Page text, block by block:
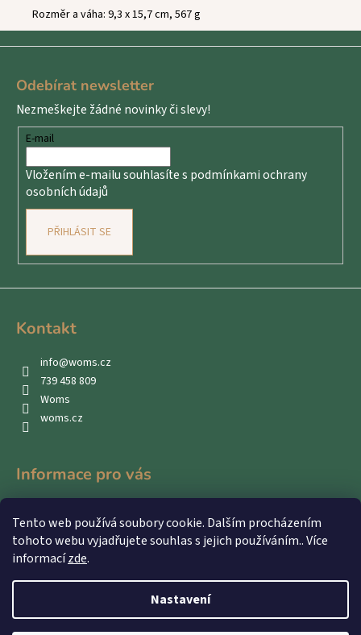
Tento web používá soubory cookie. Dalším procházením
tohoto webu vyjadřujete souhlas s jejich používáním.. Více
informacízde.
Nastavení
Rozměr a váha: 9,3 x 15,7 cm, 567 g
Odebírat newsletter
Nezmeškejte žádné novinky či slevy!
E-mail
Vložením e-mailu souhlasíte s podmínkami ochrany
osobních údajů
PŘIHLÁSIT SE
Kontakt
info@woms.cz
739 458 809
Woms
woms.cz
Informace pro vás
Obchodní podmínky
Podmínky ochrany osobních údajů
Vytvořil Shoptet